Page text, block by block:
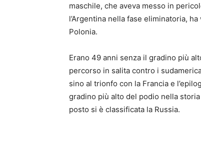
maschile, che aveva messo in
l’Argentina nella fase eliminatoria,
Polonia.
Erano 49 anni senza il gradino più
percorso in salita contro i
sino al trionfo con la Francia e
gradino più alto del podio nella
posto si è classificata la Russia.